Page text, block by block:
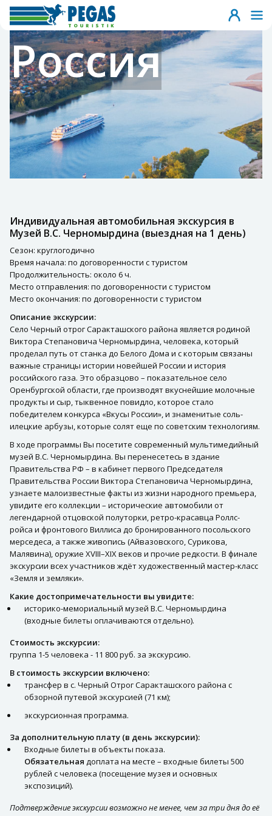
Россия
Индивидуальная автомобильная экскурсия в
Музей В.С. Черномырдина (выездная на 1 день)
Сезон: круглогодично
Время начала: по договоренности с туристом
Продолжительность: около 6 ч.
Место отправления: по договоренности с туристом
Место окончания: по договоренности с туристом
Описание экскурсии:
Село Черный отрог Саракташского района является родиной
Виктора Степановича Черномырдина, человека, который
проделал путь от станка до Белого Дома и с которым связаны
важные страницы истории новейшей России и история
российского газа. Это образцово – показательное село
Оренбургской области, где производят вкуснейшие молочные
продукты и сыр, тыквенное повидло, которое стало
победителем конкурса «Вкусы России», и знаменитые соль-
илецкие арбузы, которые солят еще по советским технологиям.
В ходе программы Вы посетите современный мультимедийный
музей В.С. Черномырдина. Вы перенесетесь в здание
Правительства РФ – в кабинет первого Председателя
Правительства России Виктора Степановича Черномырдина,
узнаете малоизвестные факты из жизни народного премьера,
увидите его коллекции – исторические автомобили от
легендарной отцовской полуторки, ретро-красавца Роллс-
ройса и фронтового Виллиса до бронированного посольского
мерседеса, а также живопись (Айвазовского, Сурикова,
Малявина), оружие XVIII–XIX веков и прочие редкости. В финале
экскурсии всех участников ждёт художественный мастер-класс
«Земля и земляки».
Какие достопримечательности вы увидите:
историко-мемориальный музей В.С. Черномырдина
(входные билеты оплачиваются отдельно).
Стоимость экскурсии:
группа 1-5 человека - 11 800 руб. за экскурсию.
В стоимость экскурсии включено:
трансфер в с. Черный Отрог Саракташского района с
обзорной путевой экскурсией (71 км);
экскурсионная программа.
За дополнительную плату (в день экскурсии):
Входные билеты в объекты показа.
Обязательная доплата на месте – входные билеты 500
рублей с человека (посещение музея и основных
экспозиций).
Подтверждение экскурсии возможно не менее, чем за три дня до её